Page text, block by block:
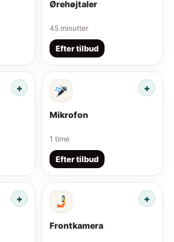
Ørehøjtaler
45 minutter
Efter tilbud
Mikrofon
1 time
Efter tilbud
Frontkamera